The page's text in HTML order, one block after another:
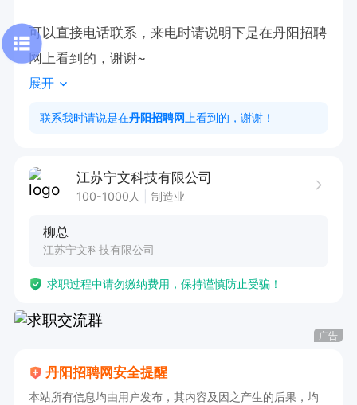
可以直接电话联系，来电时请说明下是在丹阳招聘
网上看到的，谢谢~
展开
联系我时请说是在丹阳招聘网 上看到的，谢谢！
江苏宁文科技有限公司
100-1000人 制造业
柳总
江苏宁文科技有限公司
求职过程中请勿缴纳费用，保持谨慎防止受骗！
广告
丹阳招聘网安全提醒
本站所有信息均由用户发布，其内容及因之产生的后果，均